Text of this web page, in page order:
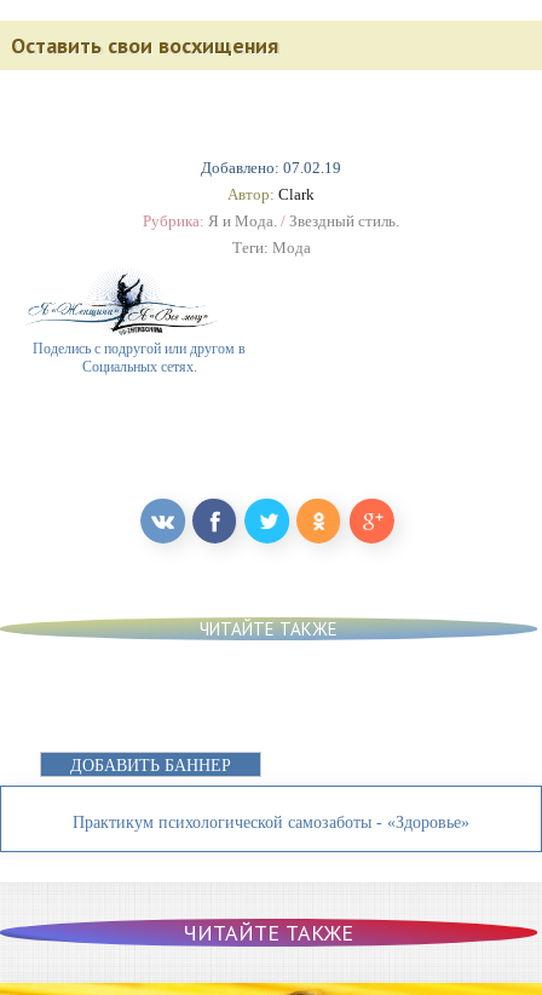
Добавлено: 07.02.19
Автор: Clark
Рубрика: Я и Мода. / Звездный стиль.
Теги: Мода
Поделись с подругой или другом в
Социальных сетях.
Оставить свои восхищения
ЧИТАЙТЕ ТАКЖЕ
ДОБАВИТЬ БАННЕР
Практикум психологической самозаботы - «Здоровье»
ЧИТАЙТЕ ТАКЖЕ